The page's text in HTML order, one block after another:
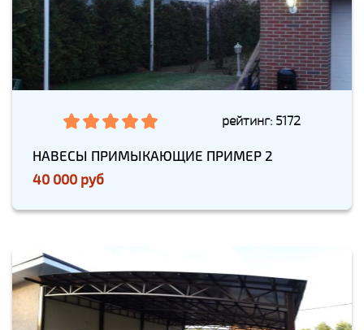
рейтинг: 5172
НАВЕСЫ ПРИМЫКАЮЩИЕ ПРИМЕР 2
40 000 руб